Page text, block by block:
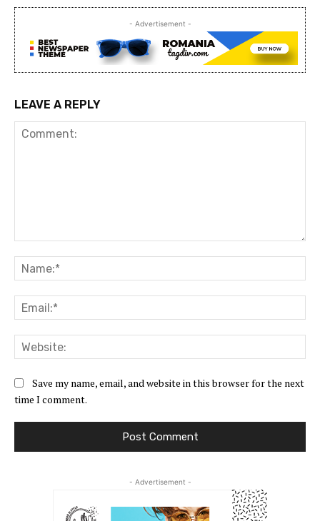
- Advertisement -
LEAVE A REPLY
Save my name, email, and website in this browser for the next
time I comment.
- Advertisement -